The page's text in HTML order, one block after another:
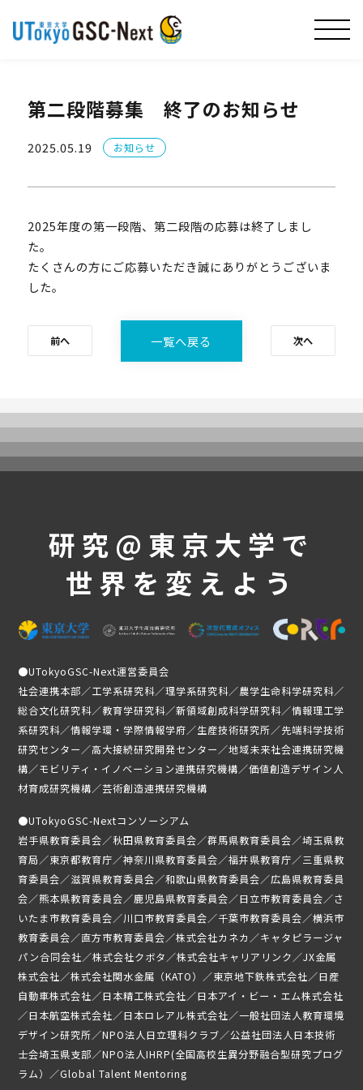
プログラム紹介
体験コース
よくあるご質問
これまでの活動・成果
講義映像
活動レポート
メンバー紹介
ニュース
募集要項
第二段階募集 終了のお知らせ
2025.05.19 お知らせ
2025年度の第一段階、第二段階の応募は終了しまし
た。
たくさんの方にご応募いただき誠にありがとうございま
した。
前へ 一覧へ戻る 次へ
研究@東京大学で
世界を変えよう
●UTokyoGSC-Next運営委員会
社会連携本部／工学系研究科／理学系研究科／農学生命科学研究科／
総合文化研究科／教育学研究科／新領域創成科学研究科／情報理工学
系研究科／情報学環・学際情報学府／生産技術研究所／先端科学技術
研究センター／高大接続研究開発センター／地域未来社会連携研究機
構／モビリティ・イノベーション連携研究機構／価値創造デザイン人
材育成研究機構／芸術創造連携研究機構
●UTokyoGSC-Nextコンソーシアム
岩手県教育委員会／秋田県教育委員会／群馬県教育委員会／埼玉県教
育局／東京都教育庁／神奈川県教育委員会／福井県教育庁／三重県教
育委員会／滋賀県教育委員会／和歌山県教育委員会／広島県教育委員
会／熊本県教育委員会／鹿児島県教育委員会／日立市教育委員会／さ
いたま市教育委員会／川口市教育委員会／千葉市教育委員会／横浜市
教育委員会／直方市教育委員会／株式会社カネカ／キャタピラージャ
パン合同会社／株式会社クボタ／株式会社キャリアリンク／JX金属
株式会社／株式会社関水金属（KATO）／東京地下鉄株式会社／日産
自動車株式会社／日本精工株式会社／日本アイ・ビー・エム株式会社
／日本航空株式会社／日本ロレアル株式会社／一般社団法人教育環境
デザイン研究所／NPO法人日立理科クラブ／公益社団法人日本技術
士会埼玉県支部／NPO法人IHRP(全国高校生異分野融合型研究プログ
ラム）／Global Talent Mentoring